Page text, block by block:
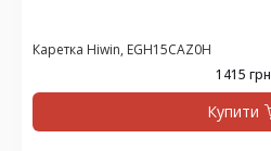
Каретка Hiwin, EGH15CAZ0H
1415 грн
Купити